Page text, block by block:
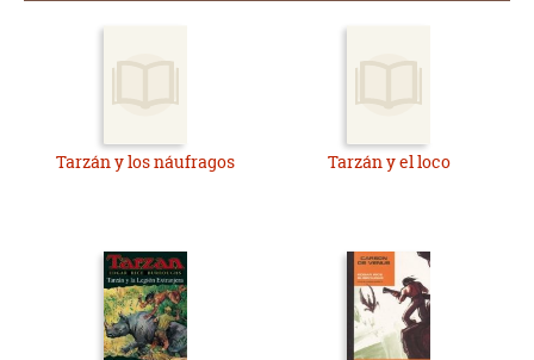
Tarzán y los náufragos Tarzán y el loco